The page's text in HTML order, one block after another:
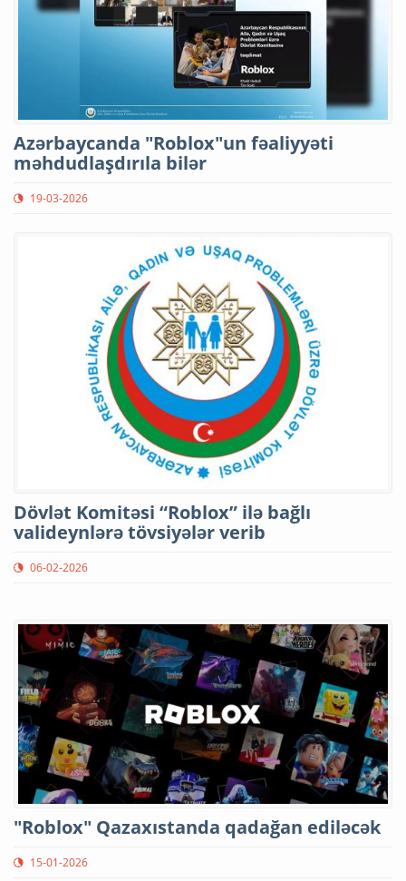
Azərbaycanda "Roblox"un fəaliyyəti
məhdudlaşdırıla bilər
19-03-2026
Dövlət Komitəsi “Roblox” ilə bağlı
valideynlərə tövsiyələr verib
06-02-2026
"Roblox" Qazaxıstanda qadağan ediləcək
15-01-2026